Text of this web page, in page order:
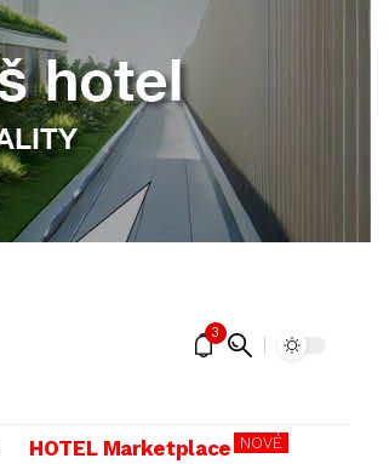
3
HOTEL Marketplace NOVÉ